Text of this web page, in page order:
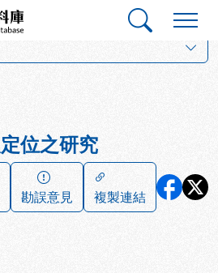
料庫
位之研究
勘誤意見
複製連結